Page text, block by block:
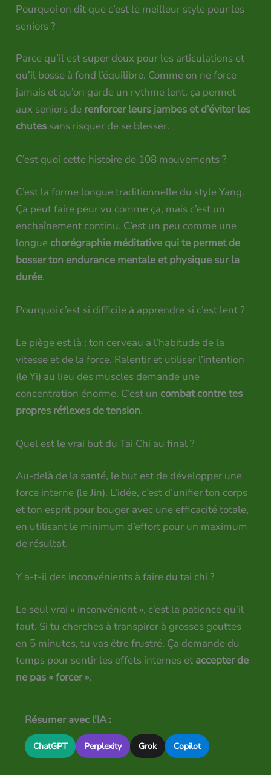
Pourquoi on dit que c’est le meilleur style pour les
seniors ?
Parce qu’il est super doux pour les articulations et
qu’il bosse à fond l’équilibre. Comme on ne force
jamais et qu’on garde un rythme lent, ça permet
aux seniors de renforcer leurs jambes et d’éviter les
chutes sans risquer de se blesser.
C’est quoi cette histoire de 108 mouvements ?
C’est la forme longue traditionnelle du style Yang.
Ça peut faire peur vu comme ça, mais c’est un
enchaînement continu. C’est un peu comme une
longue chorégraphie méditative qui te permet de
bosser ton endurance mentale et physique sur la
durée.
Pourquoi c’est si difficile à apprendre si c’est lent ?
Le piège est là : ton cerveau a l’habitude de la
vitesse et de la force. Ralentir et utiliser l’intention
(le Yi) au lieu des muscles demande une
concentration énorme. C’est un combat contre tes
propres réflexes de tension.
Quel est le vrai but du Tai Chi au final ?
Au-delà de la santé, le but est de développer une
force interne (le Jin). L’idée, c’est d’unifier ton corps
et ton esprit pour bouger avec une efficacité totale,
en utilisant le minimum d’effort pour un maximum
de résultat.
Y a-t-il des inconvénients à faire du tai chi ?
Le seul vrai « inconvénient », c’est la patience qu’il
faut. Si tu cherches à transpirer à grosses gouttes
en 5 minutes, tu vas être frustré. Ça demande du
temps pour sentir les effets internes et accepter de
ne pas « forcer ».
Résumer avec l'IA :
ChatGPT Perplexity Grok Copilot